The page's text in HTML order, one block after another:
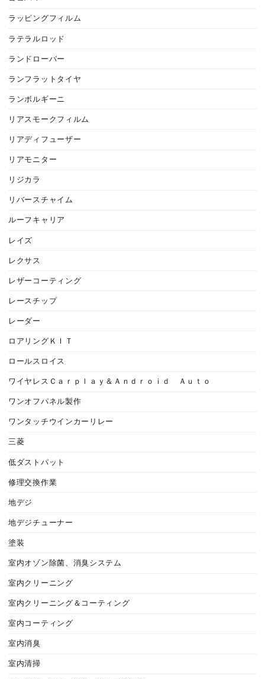
ラッピングフィルム
ラテラルロッド
ランドローバー
ランフラットタイヤ
ランボルギーニ
リアスモークフィルム
リアディフューザー
リアモニター
リジカラ
リバースチャイム
ルーフキャリア
レイズ
レクサス
レザーコーティング
レースチップ
レーダー
ロアリングＫＩＴ
ロールスロイス
ワイヤレスＣａｒｐｌａｙ＆Ａｎｄｒｏｉｄ Ａｕｔｏ
ワンオフパネル製作
ワンタッチウインカーリレー
三菱
低ダストパット
修理交換作業
地デジ
地デジチューナー
塗装
室内オゾン除菌、消臭システム
室内クリーニング
室内クリーニング＆コーティング
室内コーティング
室内消臭
室内清掃